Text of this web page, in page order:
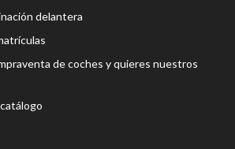
delantera
de coches y quieres nuestros